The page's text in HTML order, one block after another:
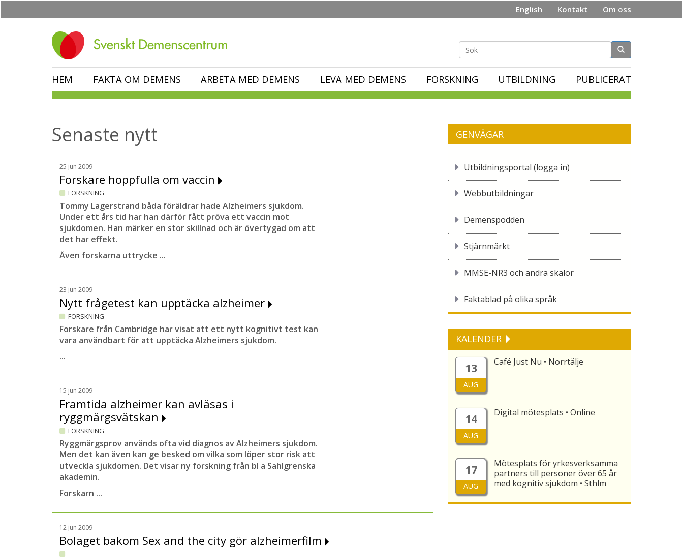
English Kontakt Om oss
Sökformulär
HEM FAKTA OM DEMENS ARBETA MED DEMENS LEVA MED DEMENS FORSKNING UTBILDNING PUBLICERAT
Senaste nytt
25 jun 2009
Forskare hoppfulla om vaccin
FORSKNING
Tommy Lagerstrand båda föräldrar hade Alzheimers sjukdom.
Under ett års tid har han därför fått pröva ett vaccin mot
sjukdomen. Han märker en stor skillnad och är övertygad om att
det har effekt.
Även forskarna uttrycke ...
23 jun 2009
Nytt frågetest kan upptäcka alzheimer
FORSKNING
Forskare från Cambridge har visat att ett nytt kognitivt test kan
vara användbart för att upptäcka Alzheimers sjukdom.
...
15 jun 2009
Framtida alzheimer kan avläsas i
ryggmärgsvätskan
FORSKNING
Ryggmärgsprov används ofta vid diagnos av Alzheimers sjukdom.
Men det kan även kan ge besked om vilka som löper stor risk att
utveckla sjukdomen. Det visar ny forskning från bl a Sahlgrenska
akademin.
Forskarn ...
12 jun 2009
Bolaget bakom Sex and the city gör alzheimerfilm
GENVÄGAR
Utbildningsportal (logga in)
Webbutbildningar
Demenspodden
Stjärnmärkt
MMSE-NR3 och andra skalor
Faktablad på olika språk
KALENDER
13
AUG
Café Just Nu • Norrtälje
14
AUG
Digital mötesplats • Online
17
AUG
Mötesplats för yrkesverksamma
partners till personer över 65 år
med kognitiv sjukdom • Sthlm